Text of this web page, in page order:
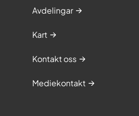
Avdelingar
Kart
Kontakt oss
Mediekontakt